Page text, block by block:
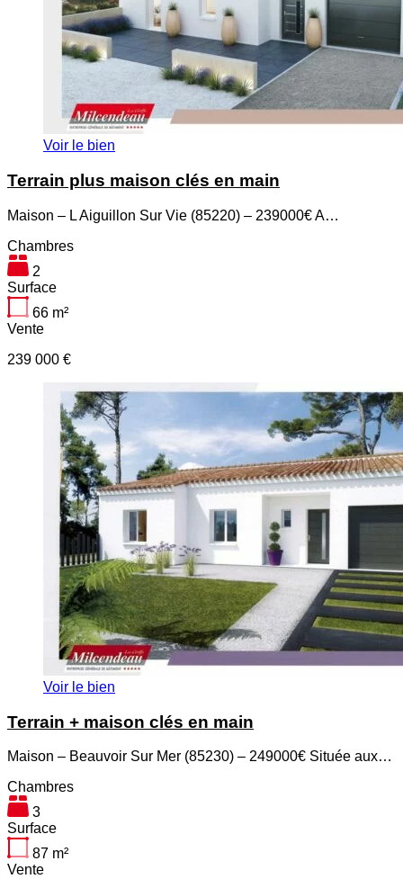
Voir le bien
Terrain plus maison clés en main
Maison – L Aiguillon Sur Vie (85220) – 239000€ A…
Chambres
2
Surface
66 m²
Vente
239 000 €
Voir le bien
Terrain + maison clés en main
Maison – Beauvoir Sur Mer (85230) – 249000€ Située aux…
Chambres
3
Surface
87 m²
Vente